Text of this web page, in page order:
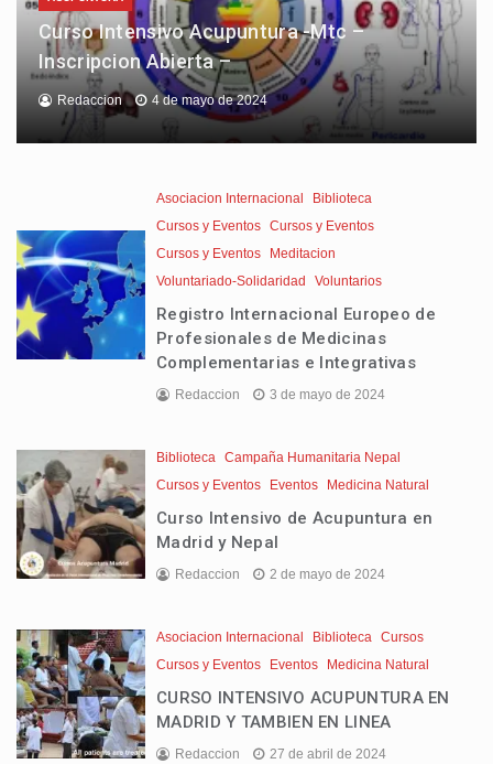
Curso Intensivo Acupuntura -Mtc –
Inscripcion Abierta –
Redaccion 4 de mayo de 2024
Asociacion Internacional
Biblioteca
Cursos y Eventos Cursos y Eventos
Cursos y Eventos
Meditacion
Voluntariado-Solidaridad
Voluntarios
Registro Internacional Europeo de
Profesionales de Medicinas
Complementarias e Integrativas
Redaccion 3 de mayo de 2024
Biblioteca Campaña Humanitaria Nepal
Cursos y Eventos
Eventos Medicina Natural
Curso Intensivo de Acupuntura en
Madrid y Nepal
Redaccion 2 de mayo de 2024
Asociacion Internacional Biblioteca Cursos
Cursos y Eventos
Eventos Medicina Natural
CURSO INTENSIVO ACUPUNTURA EN
MADRID Y TAMBIEN EN LINEA
Redaccion 27 de abril de 2024